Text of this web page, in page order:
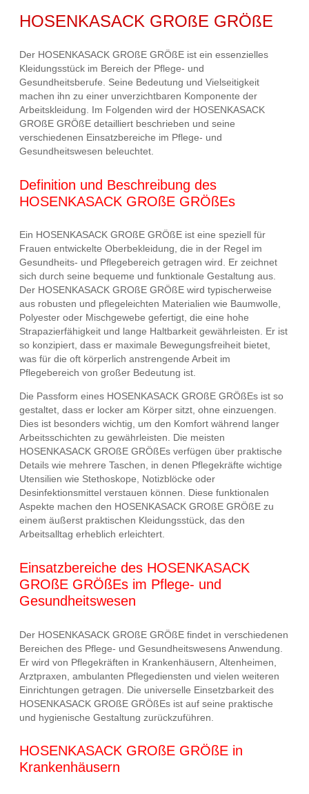
HOSENKASACK GROßE GRÖßE
Der HOSENKASACK GROßE GRÖßE ist ein essenzielles
Kleidungsstück im Bereich der Pflege- und
Gesundheitsberufe. Seine Bedeutung und Vielseitigkeit
machen ihn zu einer unverzichtbaren Komponente der
Arbeitskleidung. Im Folgenden wird der HOSENKASACK
GROßE GRÖßE detailliert beschrieben und seine
verschiedenen Einsatzbereiche im Pflege- und
Gesundheitswesen beleuchtet.
Definition und Beschreibung des
HOSENKASACK GROßE GRÖßEs
Ein HOSENKASACK GROßE GRÖßE ist eine speziell für
Frauen entwickelte Oberbekleidung, die in der Regel im
Gesundheits- und Pflegebereich getragen wird. Er zeichnet
sich durch seine bequeme und funktionale Gestaltung aus.
Der HOSENKASACK GROßE GRÖßE wird typischerweise
aus robusten und pflegeleichten Materialien wie Baumwolle,
Polyester oder Mischgewebe gefertigt, die eine hohe
Strapazierfähigkeit und lange Haltbarkeit gewährleisten. Er ist
so konzipiert, dass er maximale Bewegungsfreiheit bietet,
was für die oft körperlich anstrengende Arbeit im
Pflegebereich von großer Bedeutung ist.
Die Passform eines HOSENKASACK GROßE GRÖßEs ist so
gestaltet, dass er locker am Körper sitzt, ohne einzuengen.
Dies ist besonders wichtig, um den Komfort während langer
Arbeitsschichten zu gewährleisten. Die meisten
HOSENKASACK GROßE GRÖßEs verfügen über praktische
Details wie mehrere Taschen, in denen Pflegekräfte wichtige
Utensilien wie Stethoskope, Notizblöcke oder
Desinfektionsmittel verstauen können. Diese funktionalen
Aspekte machen den HOSENKASACK GROßE GRÖßE zu
einem äußerst praktischen Kleidungsstück, das den
Arbeitsalltag erheblich erleichtert.
Einsatzbereiche des HOSENKASACK
GROßE GRÖßEs im Pflege- und
Gesundheitswesen
Der HOSENKASACK GROßE GRÖßE findet in verschiedenen
Bereichen des Pflege- und Gesundheitswesens Anwendung.
Er wird von Pflegekräften in Krankenhäusern, Altenheimen,
Arztpraxen, ambulanten Pflegediensten und vielen weiteren
Einrichtungen getragen. Die universelle Einsetzbarkeit des
HOSENKASACK GROßE GRÖßEs ist auf seine praktische
und hygienische Gestaltung zurückzuführen.
HOSENKASACK GROßE GRÖßE in
Krankenhäusern